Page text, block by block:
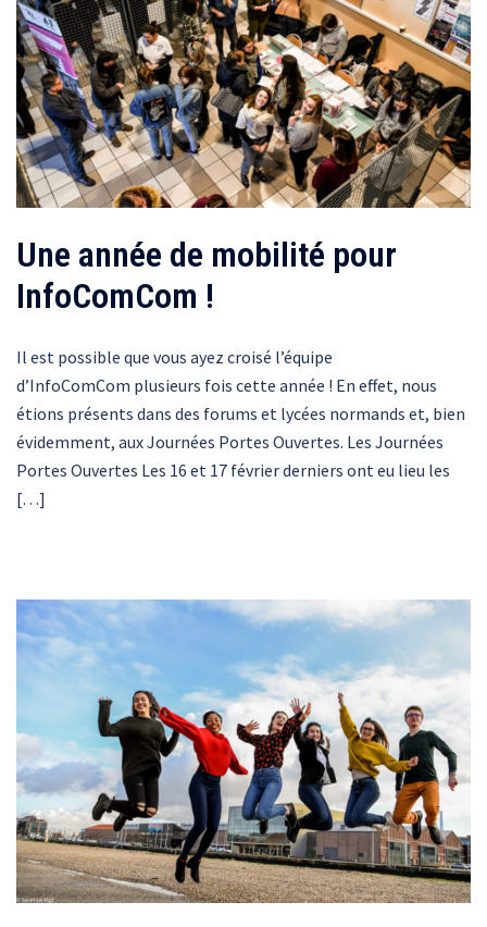
Une année de mobilité pour
InfoComCom !
Il est possible que vous ayez croisé l’équipe
d’InfoComCom plusieurs fois cette année ! En effet, nous
étions présents dans des forums et lycées normands et, bien
évidemment, aux Journées Portes Ouvertes. Les Journées
Portes Ouvertes Les 16 et 17 février derniers ont eu lieu les
[…]